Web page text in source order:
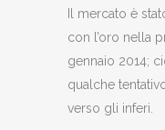
Il mercato è
con l’oro nella
gennaio 2014;
qualche
verso gli inferi.